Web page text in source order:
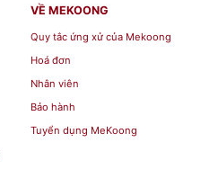
VỀ MEKOONG
Quy tắc ứng xử của Mekoong
Hoá đơn
Nhân viên
Bảo hành
Tuyển dụng MeKoong